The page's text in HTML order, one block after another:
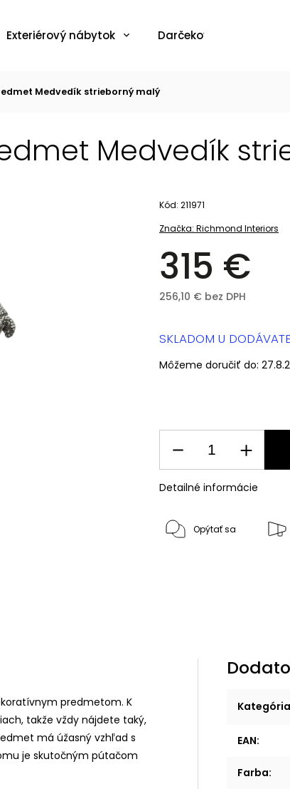
Exteriérový nábytok Darčekové poukazy
Medvedík strieborný malý
Medvedík
Značka: Richmond Interiors
315 €
256,10 € bez DPH
Kód: 211971
SKLADOM U
Môžeme doručiť do:
Detailné informácie
Opýtať sa
predmetom. K
takže vždy nájdete taký,
má úžasný vzhľad s
je skutočným pútačom
Kategória
EAN:
Farba: